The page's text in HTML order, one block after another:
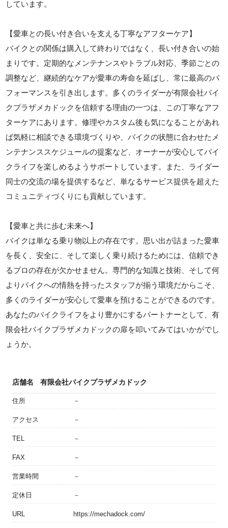
しています。
【愛車との長い付き合いを支える丁寧なアフターケア】
バイクとの関係は購入して終わりではなく、長い付き合いの始
まりです。定期的なメンテナンスやトラブル対応、季節ごとの
調整など、継続的なケアが愛車の寿命を延ばし、常に最高のパ
フォーマンスを引き出します。多くのライダーが有限会社バイ
クプラザメカドックを信頼する理由の一つは、この丁寧なアフ
ターケアにあります。修理やカスタム後も気になることがあれ
ば気軽に相談できる環境づくりや、バイクの状態に合わせたメ
ンテナンススケジュールの提案など、オーナーが安心してバイ
クライフを楽しめるようサポートしています。また、ライダー
同士の交流の場を提供するなど、単なるサービス提供を超えた
コミュニティづくりにも貢献しています。
【愛車と共に歩む未来へ】
バイクは単なる乗り物以上の存在です。思い出が詰まった愛車
を長く、安全に、そして楽しく乗り続けるためには、信頼でき
るプロの存在が欠かせません。専門的な知識と技術、そして何
よりバイクへの情熱を持ったスタッフが揃う環境だからこそ、
多くのライダーが安心して愛車を預けることができるのです。
あなたのバイクライフをより豊かにするパートナーとして、有
限会社バイクプラザメカドックの扉を叩いてみてはいかがでし
ょうか。
店舗名 有限会社バイクプラザメカドック
住所 －
アクセス －
TEL －
FAX －
営業時間 －
定休日 －
URL https://mechadock.com/